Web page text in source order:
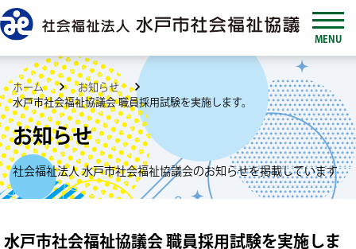
MENU
ホーム
お知らせ
水戸市社会福祉協議会 職員採用試験を実施します。
お知らせ
社会福祉法人 水戸市社会福祉協議会のお知らせを掲載しています
水戸市社会福祉協議会 職員採用試験を実施しま